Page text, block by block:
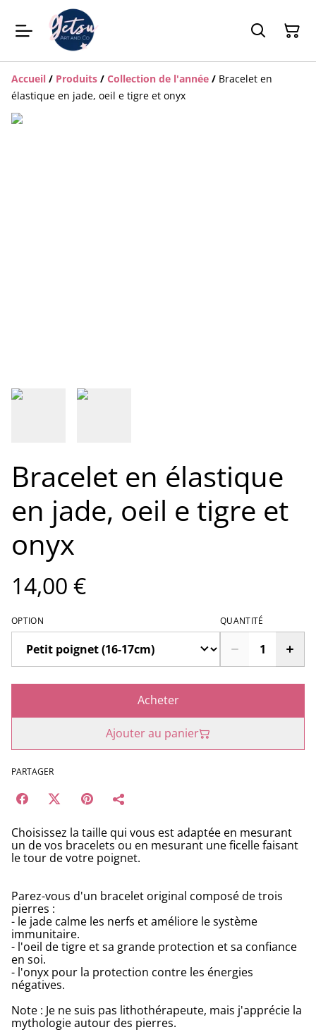
Accueil / Produits / Collection de l'année / Bracelet en
élastique en jade, oeil e tigre et onyx
Bracelet en élastique
en jade, oeil e tigre et
onyx
14,00 €
OPTION QUANTITÉ
Acheter
Ajouter au panier
PARTAGER
Choisissez la taille qui vous est adaptée en mesurant
un de vos bracelets ou en mesurant une ficelle faisant
le tour de votre poignet.
Parez-vous d'un bracelet original composé de trois
pierres :
- le jade calme les nerfs et améliore le système
immunitaire.
- l'oeil de tigre et sa grande protection et sa confiance
en soi.
- l'onyx pour la protection contre les énergies
négatives.
Note : Je ne suis pas lithothérapeute, mais j'apprécie la
mythologie autour des pierres.